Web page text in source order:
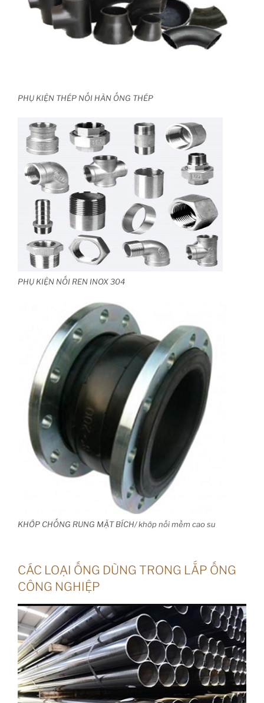
PHỤ KIỆN THÉP NỐI HÀN ỐNG THÉP
PHỤ KIỆN NỐI REN INOX 304
KHỚP CHỐNG RUNG MẶT BÍCH/ khớp nối mềm cao su
CÁC LOẠI ỐNG DÙNG TRONG LẮP ỐNG
CÔNG NGHIỆP